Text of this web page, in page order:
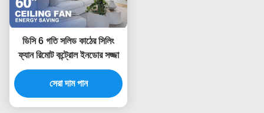
ডিসি 6 গতি সলিড কাঠের সিলিং
ফ্যান রিমোট কন্ট্রোল ইনডোর সজ্জা
সেরা দাম পান